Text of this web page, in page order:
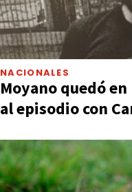
NACIONALES
Moyano quedó
al episodio con